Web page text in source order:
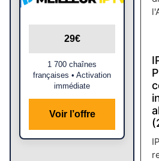
29€
1 700 chaînes
françaises • Activation
immédiate
Voir l’offre